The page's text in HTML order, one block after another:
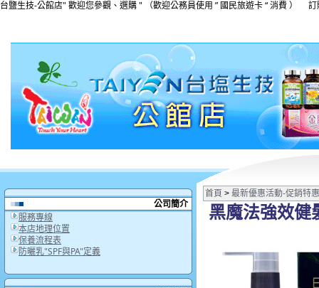
台鹽生技-公館店" 歡迎您參觀、選購 " （歡迎公務員使用 ” 國民旅遊卡 “ 消費 ）
公司簡介
服務專線
本店地理位置
保養流程表
防曬乳"SPF與PA"定義
首頁 > 最新優惠活動-促銷特
黑魔法強效健